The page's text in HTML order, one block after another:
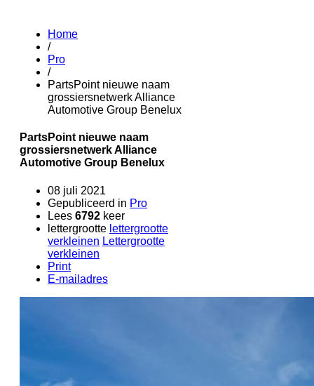
Home
/
Pro
/
PartsPoint nieuwe naam
grossiersnetwerk Alliance
Automotive Group Benelux
PartsPoint nieuwe naam
grossiersnetwerk Alliance
Automotive Group Benelux
08 juli 2021
Gepubliceerd in Pro
Lees 6792 keer
lettergrootte lettergrootte
verkleinen Lettergrootte
verkleinen
Print
E-mailadres